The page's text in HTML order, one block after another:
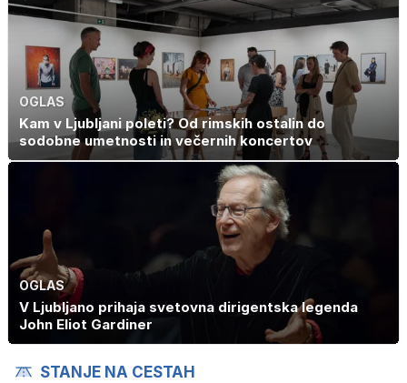
OGLAS
Kam v Ljubljani poleti? Od rimskih ostalin do
sodobne umetnosti in večernih koncertov
OGLAS
V Ljubljano prihaja svetovna dirigentska legenda
John Eliot Gardiner
STANJE NA CESTAH